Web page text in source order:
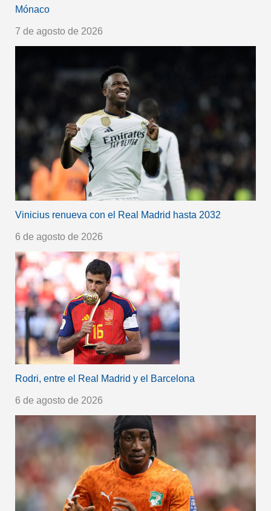
Mónaco
7 de agosto de 2026
Vinicius renueva con el Real Madrid hasta 2032
6 de agosto de 2026
Rodri, entre el Real Madrid y el Barcelona
6 de agosto de 2026